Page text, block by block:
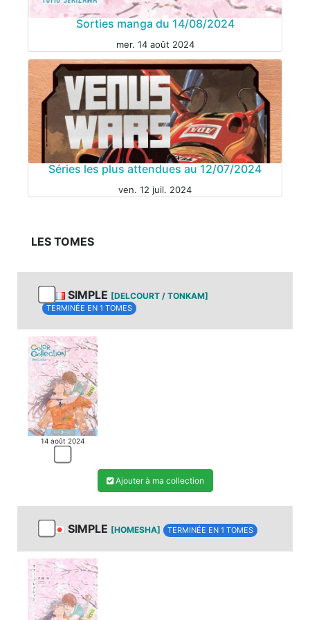
Sorties manga du 14/08/2024
mer. 14 août 2024
MANGA
Séries les plus attendues au 12/07/2024
ven. 12 juil. 2024
LES TOMES
SIMPLE [DELCOURT / TONKAM]
TERMINÉE EN 1 TOMES
14 août 2024
Ajouter à ma collection
SIMPLE [HOMESHA] TERMINÉE EN 1 TOMES